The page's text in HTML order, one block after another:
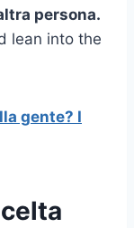
persona.
lean into the
gente? I